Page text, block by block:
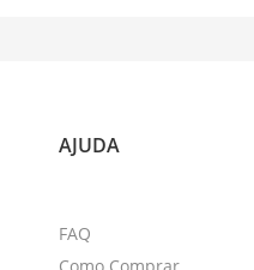
AJUDA
FAQ